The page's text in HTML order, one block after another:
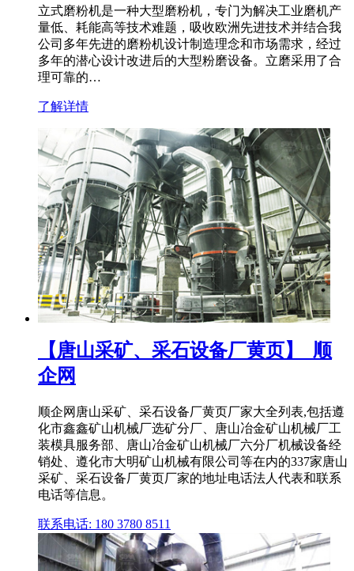
立式磨粉机是一种大型磨粉机，专门为解决工业磨机产
量低、耗能高等技术难题，吸收欧洲先进技术并结合我
公司多年先进的磨粉机设计制造理念和市场需求，经过
多年的潜心设计改进后的大型粉磨设备。立磨采用了合
理可靠的…
了解详情
【唐山采矿、采石设备厂黄页】_顺
企网
顺企网唐山采矿、采石设备厂黄页厂家大全列表,包括遵
化市鑫鑫矿山机械厂选矿分厂、唐山冶金矿山机械厂工
装模具服务部、唐山冶金矿山机械厂六分厂机械设备经
销处、遵化市大明矿山机械有限公司等在内的337家唐山
采矿、采石设备厂黄页厂家的地址电话法人代表和联系
电话等信息。
联系电话: 180 3780 8511